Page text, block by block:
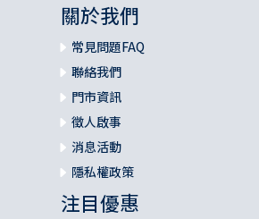
關於我們
常見問題FAQ
聯絡我們
門市資訊
徵人啟事
消息活動
隱私權政策
注目優惠